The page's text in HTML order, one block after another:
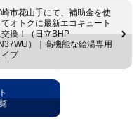
崎市花山手にて、補助金を使
てオトクに最新エコキュート
交換！（日立BHP-
）｜高機能な給湯専用
イプ